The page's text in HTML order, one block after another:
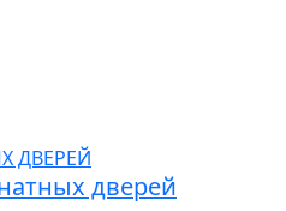
ДВЕРЕЙ
дверей